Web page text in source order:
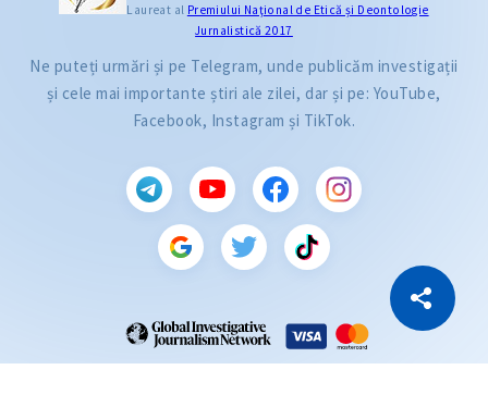
Copiază Link
Laureat al Premiului Naţional de Etică și Deontologie
Jurnalistică 2017
Ne puteți urmări și pe Telegram, unde publicăm investigații
și cele mai importante știri ale zilei, dar și pe: YouTube,
Facebook, Instagram și TikTok.